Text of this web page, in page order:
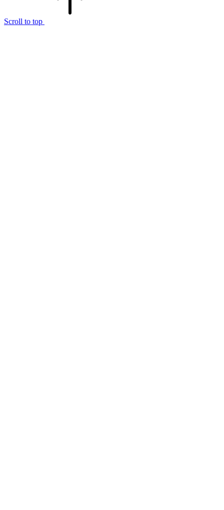
Scroll to top